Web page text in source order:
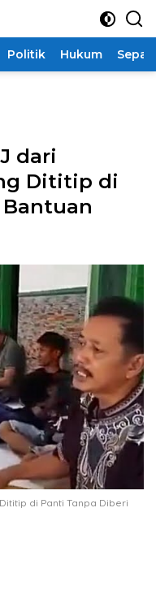
Politik Hukum
dari
Dititip di
di Panti Tanpa Diberi